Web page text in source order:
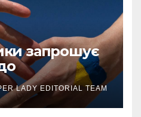
запрошує
LADY EDITORIAL TEAM